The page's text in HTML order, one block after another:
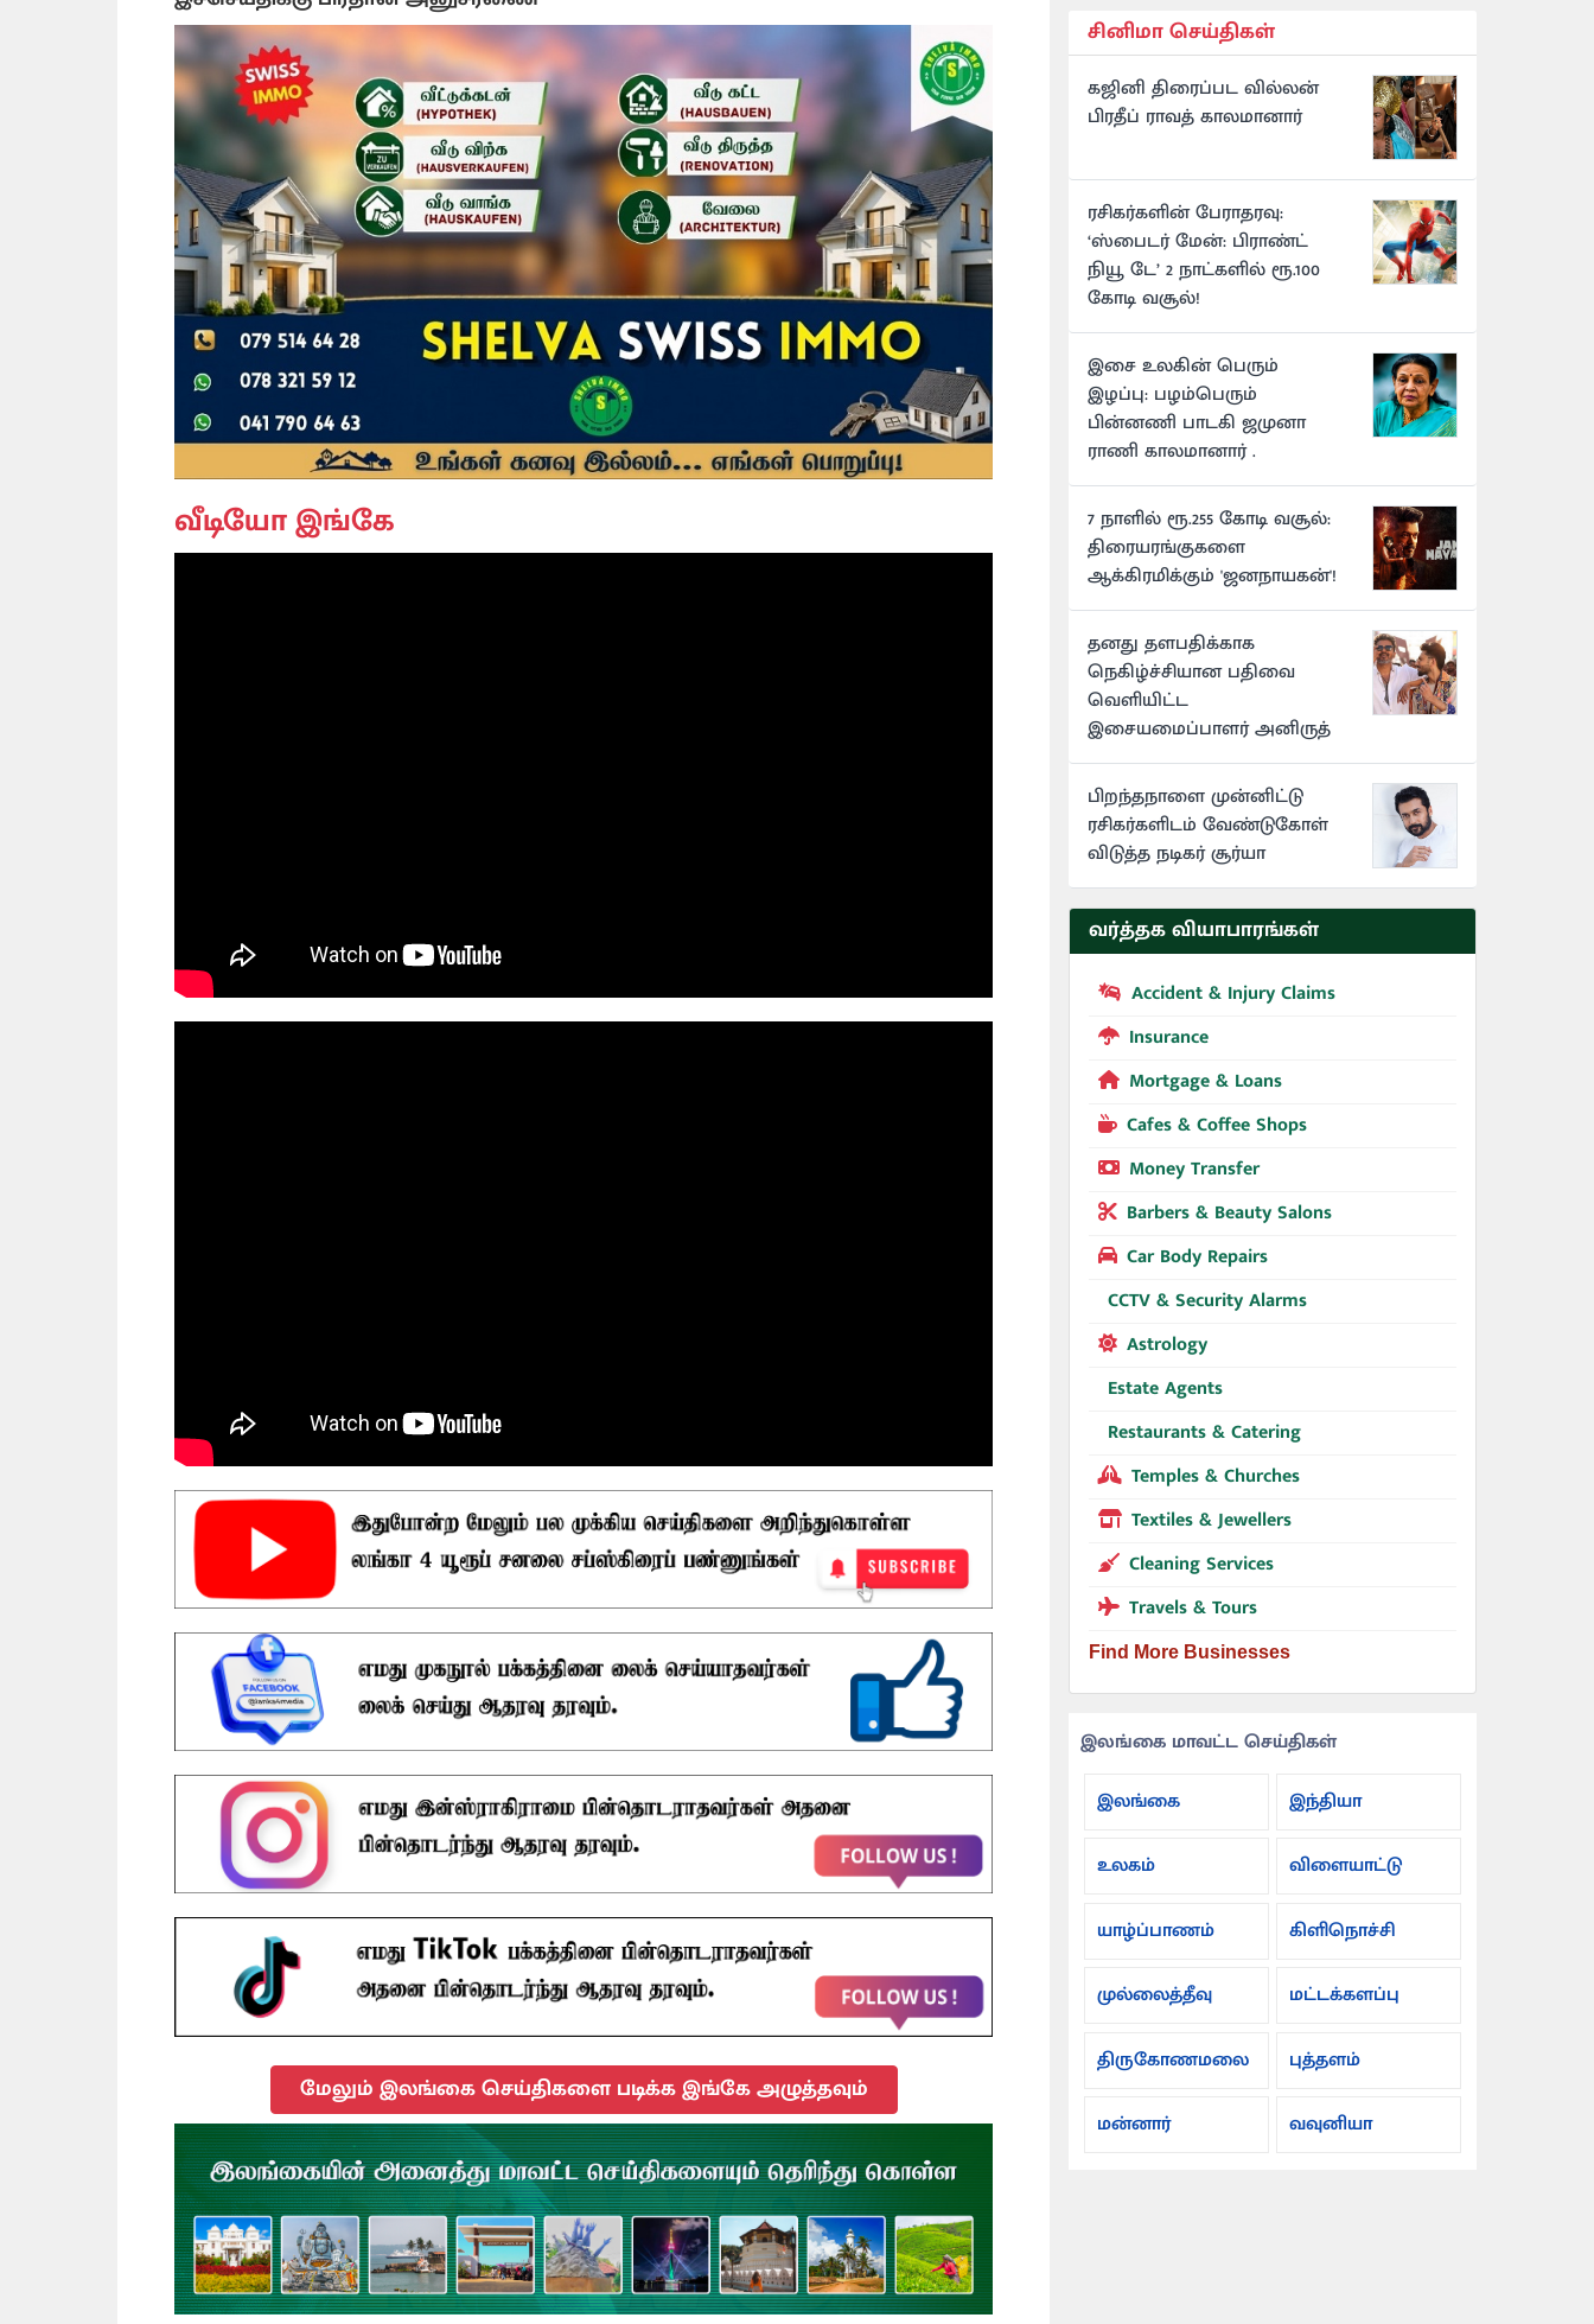
வீடியோ இங்கே
மேலும் இலங்கை செய்திகளை படிக்க இங்கே அழுத்தவும்
சினிமா செய்திகள்
கஜினி திரைப்பட வில்லன்
பிரதீப் ராவத் காலமானார்
ரசிகர்களின் பேராதரவு:
‘ஸ்பைடர் மேன்: பிராண்ட்
நியூ டே’ 2 நாட்களில் ரூ.100
கோடி வசூல்!
இசை உலகின் பெரும்
இழப்பு: பழம்பெரும்
பின்னணி பாடகி ஜமுனா
ராணி காலமானார் .
7 நாளில் ரூ.255 கோடி வசூல்:
திரையரங்குகளை
ஆக்கிரமிக்கும் 'ஜனநாயகன்'!
தனது தளபதிக்காக
நெகிழ்ச்சியான பதிவை
வெளியிட்ட
இசையமைப்பாளர் அனிருத்
பிறந்தநாளை முன்னிட்டு
ரசிகர்களிடம் வேண்டுகோள்
விடுத்த நடிகர் சூர்யா
வர்த்தக வியாபாரங்கள்
Accident & Injury Claims
Insurance
Mortgage & Loans
Cafes & Coffee Shops
Money Transfer
Barbers & Beauty Salons
Car Body Repairs
CCTV & Security Alarms
Astrology
Estate Agents
Restaurants & Catering
Temples & Churches
Textiles & Jewellers
Cleaning Services
Travels & Tours
Find More Businesses
இலங்கை மாவட்ட செய்திகள்
இலங்கை
இந்தியா
உலகம் விளையாட்டு
யாழ்ப்பாணம் கிளிநொச்சி
முல்லைத்தீவு மட்டக்களப்பு
திருகோணமலை புத்தளம்
மன்னார் வவுனியா